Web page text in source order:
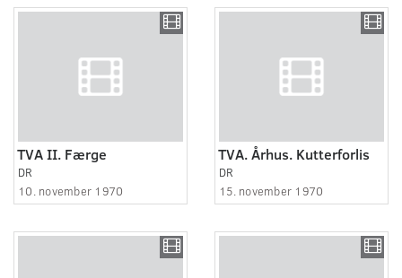
TVA II. Færge
DR
10. november 1970
TVA. Århus. Kutterforlis
DR
15. november 1970